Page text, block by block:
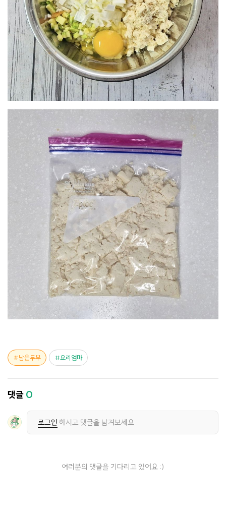
남은두부 요리엄마
댓글 0
로그인 하시고 댓글을 남겨보세요.
여러분의 댓글을 기다리고 있어요 :)